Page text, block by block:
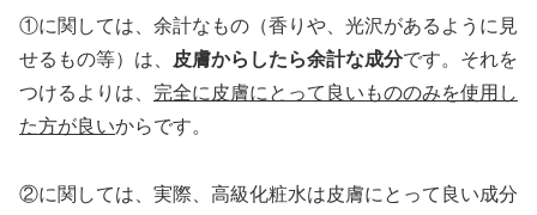
①に関しては、余計なもの（香りや、光沢があるように見
せるもの等）は、
皮膚からしたら余計な成分です。それを
つけるよりは、 完全に皮膚にとって良いもののみを使用し
た方が良いからです。
②に関しては、実際、高級化粧水は皮膚にとって良い成分